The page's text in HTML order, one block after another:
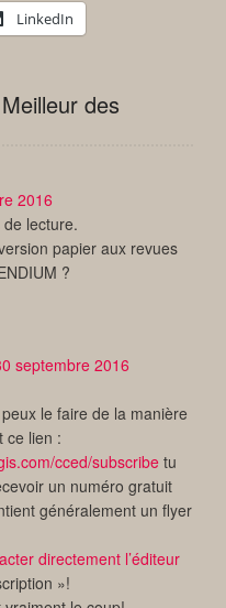
LinkedIn
des
2016
lecture.
papier aux revues
?
septembre 2016
le faire de la manière
ce lien :
cced/subscribe tu
un numéro gratuit
généralement un flyer
directement l’éditeur
»!